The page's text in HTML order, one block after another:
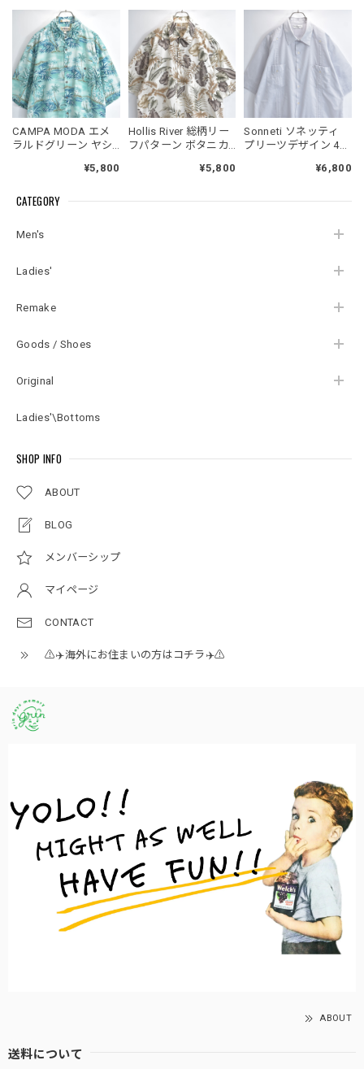
CATEGORY
Men's
Ladies'
Remake
Goods / Shoes
Original
Ladies'\Bottoms
SHOP INFO
ABOUT
BLOG
メンバーシップ
マイページ
CONTACT
⚠️✈️海外にお住まいの方はコチラ✈️⚠️
CAMPA MODA エメ
ラルドグリーン ヤシ
リゾート ハワイアン
USED ヴィンテージ
ズ XL相当
¥5,800
Hollis River 総柄リー
フパターン ボタニカ
ンシャツ 半袖シャツ
USED ヴィンテージ
¥5,800
Sonneti ソネッティ
プリーツデザイン 4ポ
ャツ ライトグレー シ
ンテージ ビンテージ
¥6,800
ABOUT
送料について